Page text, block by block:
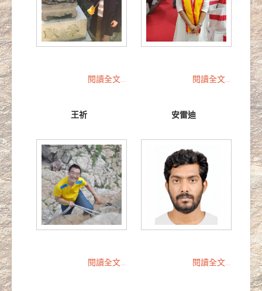
閱讀全文... 閱讀全文...
王祈
閱讀全文...
安雷迪
閱讀全文...